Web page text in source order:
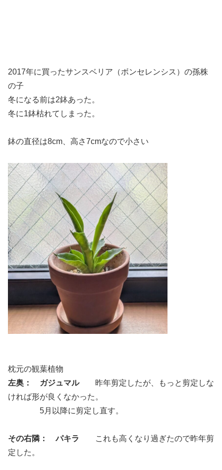
2017年に買ったサンスベリア（ボンセレンシス）の孫株
の子
冬になる前は2鉢あった。
冬に1鉢枯れてしまった。
鉢の直径は8cm、高さ7cmなので小さい
枕元の観葉植物
左奥： ガジュマル昨年剪定したが、もっと剪定しな
ければ形が良くなかった。
5月以降に剪定し直す。
その右隣： パキラ
これも高くなり過ぎたので昨年剪
定した。